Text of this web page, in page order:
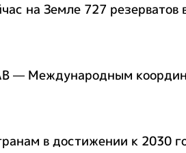
на Земле 727 резерватов
— Международным
в достижении к 2030